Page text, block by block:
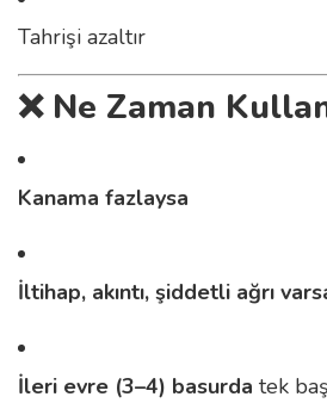
Tahrişi azaltır
❌ Ne Zaman
Kanama fazlaysa
İltihap, akıntı, şiddetli ağrı
İleri evre (3–4) basurda tek